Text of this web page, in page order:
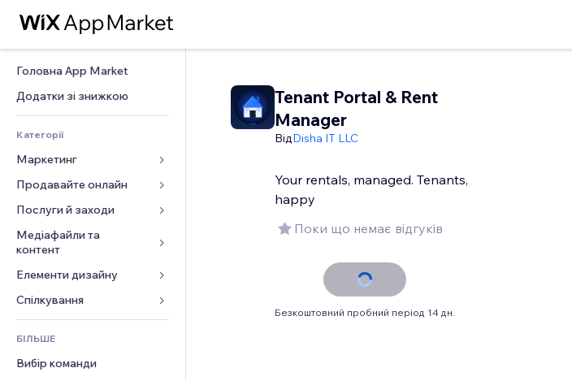
Головна App Market
Додатки зі знижкою
Категорії
Маркетинг
Реклама
Мобільний
Аналітика
Соцмережі
SEO
Залучення
Розміщення сайту
Ел. пошта
Конверсія
Продавайте онлайн
Додатки для магазинів
Надсилання та доставка
Кнопки продажу
Онлайн‑курси
Друк на замовлення
Бухгалтерський облік
Купони й лояльність
Рішення для складів
Послуги й заходи
Готелі
Заходи
Ресторани
Нерухомість
Медіафайли та
контент
Галерея
Музика
Подкасти
Фотографія
Відео
Елементи дизайну
Карти й навігація
Конфіденційність і безпека
Годинник
Шаблони сторінок
Форми
Опитування
БІЛЬШЕ
Вибір команди
Tenant Portal & Rent
Manager
ВідDisha IT LLC
Your rentals, managed. Tenants,
happy
Поки що немає відгуків
Безкоштовний пробний період 14 дн.